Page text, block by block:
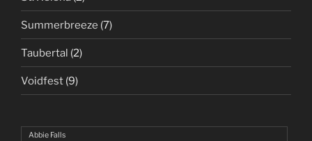
Summerbreeze (7)
Taubertal (2)
Voidfest (9)
Abbie Falls